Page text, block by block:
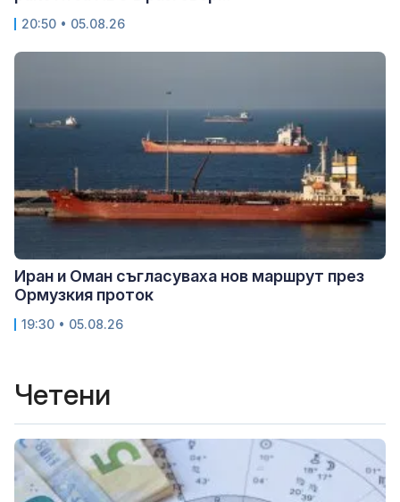
20:50 • 05.08.26
Иран и Оман съгласуваха нов маршрут през
Ормузкия проток
19:30 • 05.08.26
Четени